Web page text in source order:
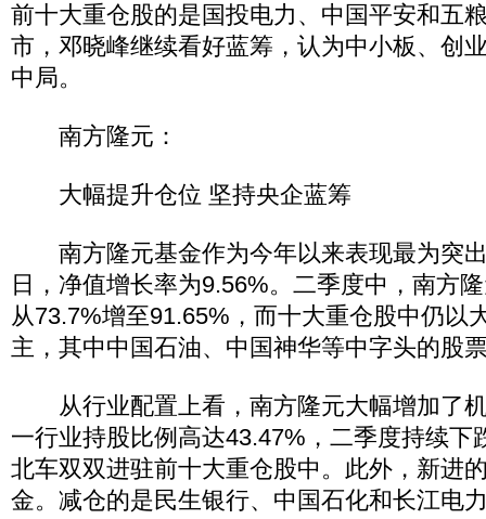
前十大重仓股的是国投电力、中国平安和五
市，邓晓峰继续看好蓝筹，认为中小板、创
中局。
南方隆元：
大幅提升仓位 坚持央企蓝筹
南方隆元基金作为今年以来表现最为突
日，净值增长率为9.56%。二季度中，南方
从73.7%增至91.65%，而十大重仓股中仍以
主，其中中国石油、中国神华等中字头的股
从行业配置上看，南方隆元大幅增加了
一行业持股比例高达43.47%，二季度持续下
北车双双进驻前十大重仓股中。此外，新进
金。减仓的是民生银行、中国石化和长江电